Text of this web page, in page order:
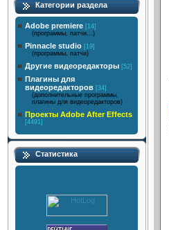
Категории раздела
Adobe premiere [14]
(программы, патчи...)
Pinnacle studio [19]
(программы, патчи)
Другие видеоредакторы [52]
Плагины для
видеоредакторов [34]
(дополнительные программы,
плагины для видеоредакторов)
Проекты Adobe After Effects
[4491]
Статистика